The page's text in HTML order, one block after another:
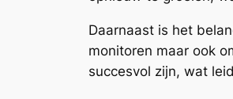
Daarnaast is het
monitoren maar ook
succesvol zijn, wat